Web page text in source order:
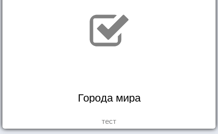
Города мира
тест